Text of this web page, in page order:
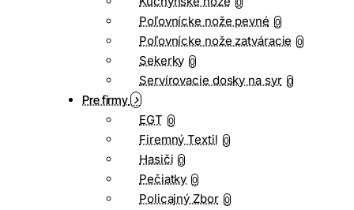
0
Poľovnícke nože pevné 0
Poľovnícke nože zatváracie 0
Sekerky 0
Servírovacie dosky na syr 0
Pre firmy
EGT 0
Firemný Textil 0
Hasiči 0
Pečiatky 0
Policajný Zbor 0